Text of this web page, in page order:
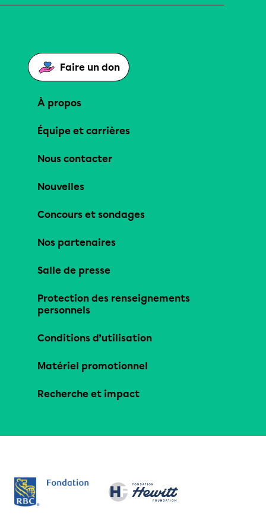
Faire un don
À propos
Équipe et carrières
Nous contacter
Nouvelles
Concours et sondages
Nos partenaires
Salle de presse
Protection des renseignements
personnels
Conditions d’utilisation
Matériel promotionnel
Recherche et impact